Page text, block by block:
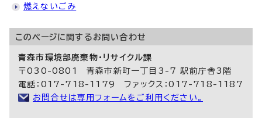
燃えないごみ
このページに関する お問い合わせ
青森市環境部廃棄物・リサイクル課
〒030-0801 青森市新町一丁目3-7 駅前庁舎3階
電話：017-718-1179 ファックス：017-718-1187
お問合せは専用フォームをご利用ください。